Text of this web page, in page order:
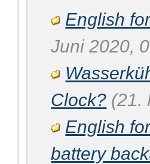
English
Juni 2020,
Clock? (21.
English
battery